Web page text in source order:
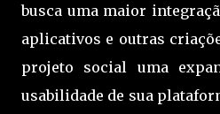
busca uma maior
aplicativos e outras
projeto social uma
usabilidade de sua